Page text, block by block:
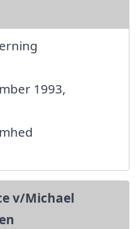
1993,
v/Michael